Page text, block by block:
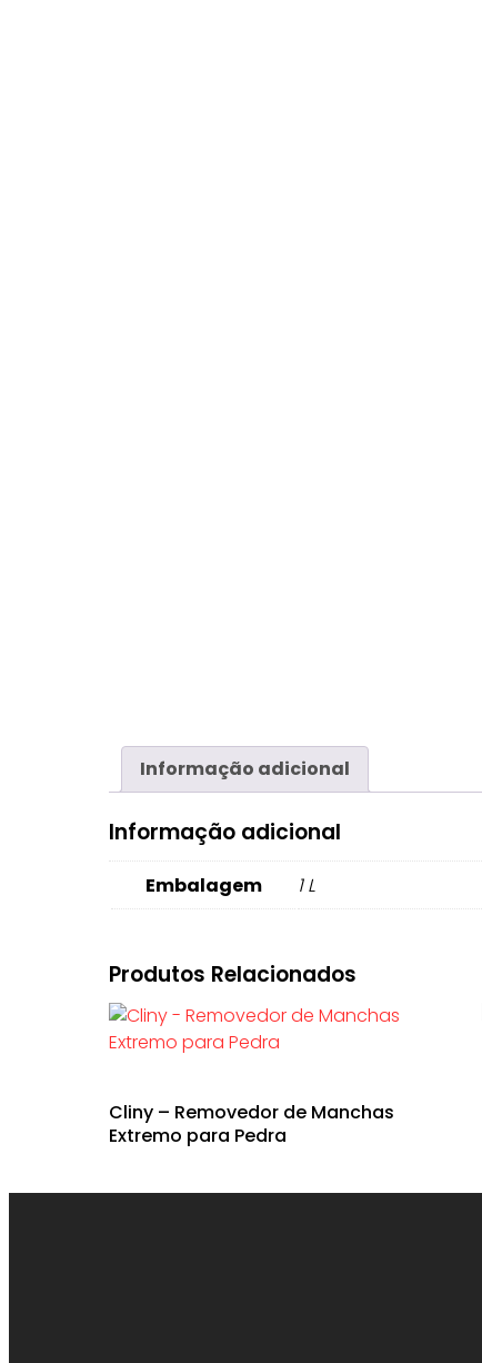
Informação adicional
Informação adicional
Embalagem 1 L
Produtos Relacionados
Cliny – Removedor de Manchas
Extremo para Pedra